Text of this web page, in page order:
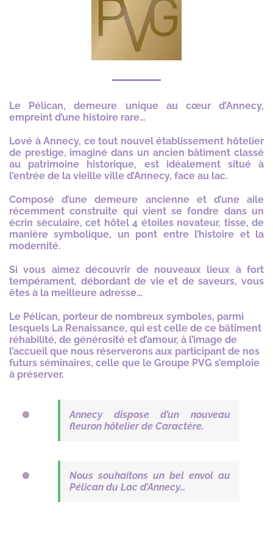
Le Pélican, demeure unique au cœur d’Annecy,
empreint d’une histoire rare…
Lové à Annecy, ce tout nouvel établissement hôtelier
de prestige, imaginé dans un ancien bâtiment classé
au patrimoine historique, est idéalement situé à
l’entrée de la vieille ville d’Annecy, face au lac.
Composé d’une demeure ancienne et d’une aile
récemment construite qui vient se fondre dans un
écrin séculaire, cet hôtel 4 étoiles novateur, tisse, de
manière symbolique, un pont entre l’histoire et la
modernité.
Si vous aimez découvrir de nouveaux lieux à fort
tempérament, débordant de vie et de saveurs, vous
êtes à la meilleure adresse…
Le Pélican, porteur de nombreux symboles, parmi
lesquels La Renaissance, qui est celle de ce bâtiment
réhabilité, de générosité et d’amour, à l’image de
l’accueil que nous réserverons aux participant de nos
futurs séminaires, celle que le Groupe PVG s’emploie
à préserver.
Annecy dispose d’un nouveau
fleuron hôtelier de Caractère.
Nous souhaitons un bel envol au
Pélican du Lac d’Annecy…